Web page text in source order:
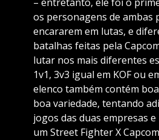
os personagens de ambas
encararem em lutas, e
batalhas feitas pela
lutar nos mais diferentes
1v1, 3v3 igual em KOF ou
elenco também contém
boa variedade, tentando
jogos das duas empresas
um Street Fighter X